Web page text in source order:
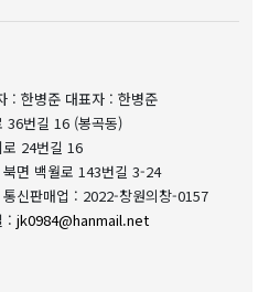
: 한병준 대표자 : 한병준
36번길 16 (봉곡동)
24번길 16
면 백월로 143번길 3-24
통신판매업 : 2022-창원의창-0157
: jk0984@hanmail.net